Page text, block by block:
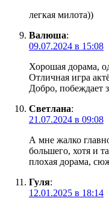
легкая милота))
Валюша:
09.07.2024 в 15:08
Хорошая дорама,
Отличная игра
Добро, побеждает
Светлана:
21.07.2024 в 09:08
А мне жалко
большего, хотя и
плохая дорама,
Гуля:
12.01.2025 в 18:14